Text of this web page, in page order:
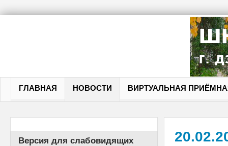
ГЛАВНАЯ НОВОСТИ ВИРТУАЛЬНАЯ
Версия для слабовидящих